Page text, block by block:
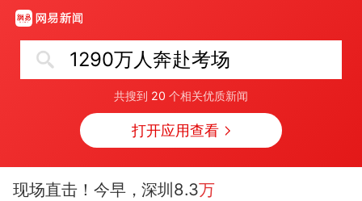
1290万人奔赴考场
共搜到 20 个相关优质新闻
打开应用查看
现场直击！今早，深圳8.3万